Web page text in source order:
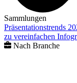
Sammlungen
Präsentationstrends
zu vereinfachen
Nach Branche